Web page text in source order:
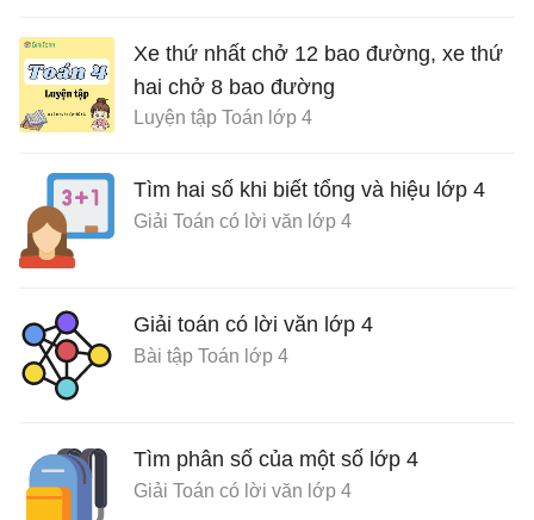
Xe thứ nhất chở 12 bao đường, xe thứ
hai chở 8 bao đường
Luyện tập Toán lớp 4
Tìm hai số khi biết tổng và hiệu lớp 4
Giải Toán có lời văn lớp 4
Giải toán có lời văn lớp 4
Bài tập Toán lớp 4
Tìm phân số của một số lớp 4
Giải Toán có lời văn lớp 4